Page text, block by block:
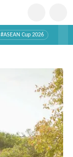
#ASEAN Cup 2026